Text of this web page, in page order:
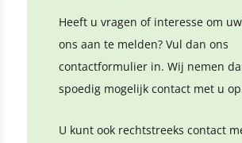
Heeft u vragen of interesse om
ons aan te melden? Vul dan ons
contactformulier in. Wij nemen
spoedig mogelijk contact met u
U kunt ook rechtstreeks contact